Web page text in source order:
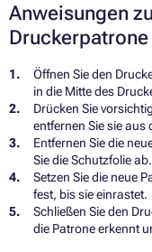
Anweisungen
Druckerpatrone
Öffnen Sie den
in die Mitte des
Drücken Sie
entfernen Sie sie aus
Entfernen Sie die
Sie die Schutzfolie ab.
Setzen Sie die neue
fest, bis sie einrastet.
Schließen Sie den
die Patrone erkennt